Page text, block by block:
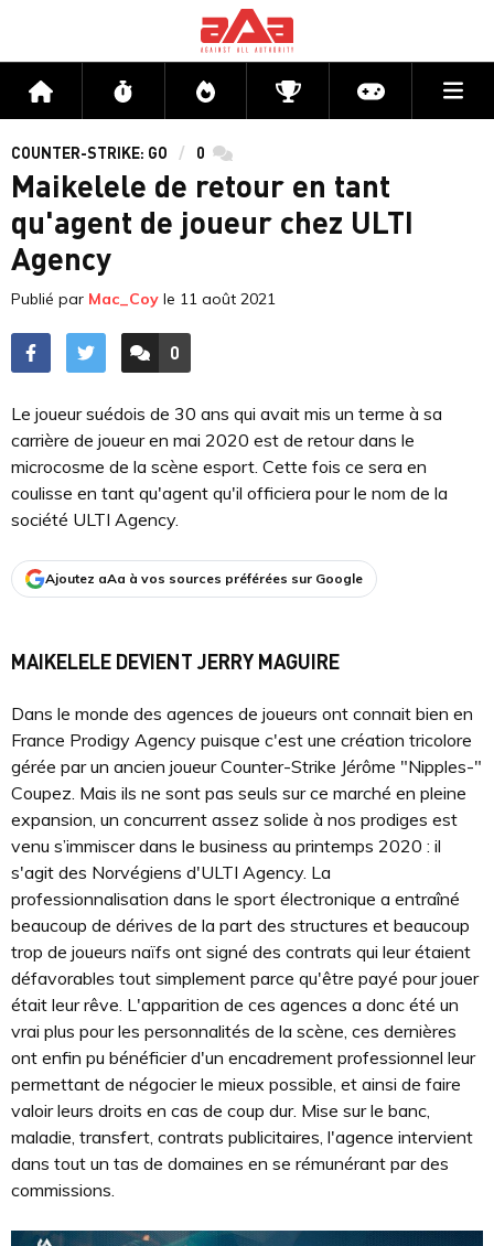
Accueil Flux Directs CompétitionsActu jeux
COUNTER-STRIKE: GO 0 commentaires
Maikelele de retour en tant
qu'agent de joueur chez ULTI
Agency
Publié par Mac_Coy le 11 août 2021
ACCÉDER AUX
0
COMMENTAIRES
Le joueur suédois de 30 ans qui avait mis un terme à sa
carrière de joueur en mai 2020 est de retour dans le
microcosme de la scène esport. Cette fois ce sera en
coulisse en tant qu'agent qu'il officiera pour le nom de la
société ULTI Agency.
Ajoutez aAa à vos sources préférées sur Google
MAIKELELE DEVIENT JERRY MAGUIRE
Dans le monde des agences de joueurs ont connait bien en
France Prodigy Agency puisque c'est une création tricolore
gérée par un ancien joueur Counter-Strike Jérôme "Nipples-"
Coupez. Mais ils ne sont pas seuls sur ce marché en pleine
expansion, un concurrent assez solide à nos prodiges est
venu s’immiscer dans le business au printemps 2020 : il
s'agit des Norvégiens d'ULTI Agency. La
professionnalisation dans le sport électronique a entraîné
beaucoup de dérives de la part des structures et beaucoup
trop de joueurs naïfs ont signé des contrats qui leur étaient
défavorables tout simplement parce qu'être payé pour jouer
était leur rêve. L'apparition de ces agences a donc été un
vrai plus pour les personnalités de la scène, ces dernières
ont enfin pu bénéficier d'un encadrement professionnel leur
permettant de négocier le mieux possible, et ainsi de faire
valoir leurs droits en cas de coup dur. Mise sur le banc,
maladie, transfert, contrats publicitaires, l'agence intervient
dans tout un tas de domaines en se rémunérant par des
commissions.